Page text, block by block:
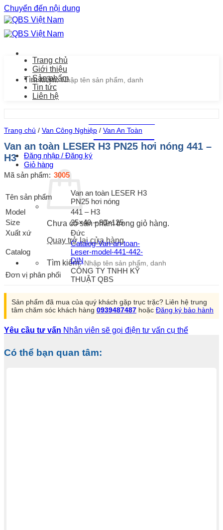
Chuyển đến nội dung
Tìm kiếm:
0939.487.487
Đăng nhập / Đăng ký
Giỏ hàng
Chưa có sản phẩm trong giỏ hàng.
Quay trở lại cửa hàng
Tìm kiếm:
Trang chủ
Giới thiệu
Sản phẩm
Tin tức
Liên hệ
Trang chủ / Van Công Nghiệp / Van An Toàn
Van an toàn LESER H3 PN25 hơi nóng 441 –
H3
Mã sản phẩm: 3005
Tên sản phẩm
Van an toàn LESER H3
PN25 hơi nóng
Model
441 – H3
Size
25×40 – 80×125
Xuất xứ
Đức
Catalog
Catalog-Van-an-toan-
Leser-model-441-442-
DIN
Đơn vị phân phối
CÔNG TY TNHH KỸ
THUẬT QBS
Sản phẩm đã mua của quý khách gặp trục trặc? Liên hệ trung
tâm chăm sóc khách hàng 0939487487 hoặc Đăng ký bảo hành
Yêu cầu tư vấn Nhân viên sẽ gọi điện tư vấn cụ thể
Có thể bạn quan tâm: